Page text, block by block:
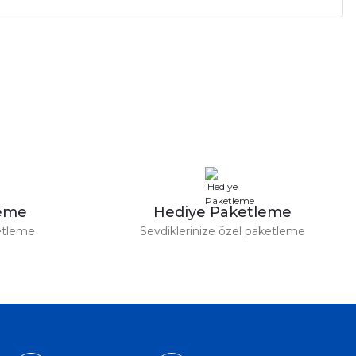
Hediye Paketleme
Sevdiklerinize özel paketleme